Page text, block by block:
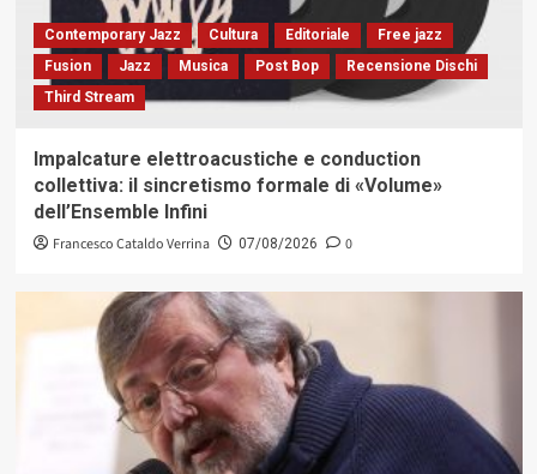
Contemporary Jazz Cultura Editoriale
Free jazz
Fusion
Jazz Musica Post Bop
Recensione Dischi
Third Stream
Impalcature elettroacustiche e conduction
collettiva: il sincretismo formale di «Volume»
dell’Ensemble Infini
Francesco Cataldo Verrina 07/08/2026 0